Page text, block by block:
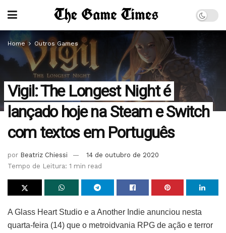
Home Outros Games
Vigil: The Longest Night é
lançado hoje na Steam e Switch
com textos em Português
por Beatriz Chiessi
14 de outubro de 2020
Tempo de Leitura: 1 min read
A Glass Heart Studio e a Another Indie anunciou nesta
quarta-feira (14) que o metroidvania RPG de ação e terror